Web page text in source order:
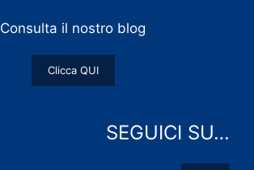
Consulta il nostro blog
Clicca QUI
SEGUICI SU…